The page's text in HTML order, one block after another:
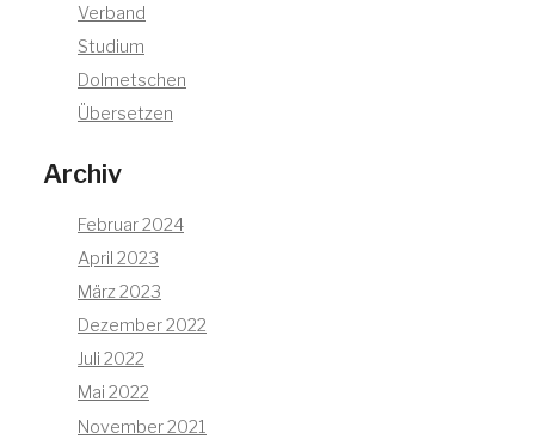
Verband
Studium
Dolmetschen
Übersetzen
Archiv
Februar 2024
April 2023
März 2023
Dezember 2022
Juli 2022
Mai 2022
November 2021